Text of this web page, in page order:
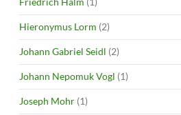
Hieronymus Lorm (2)
Johann Gabriel Seidl (2)
Johann Nepomuk Vogl (1)
Joseph Mohr (1)